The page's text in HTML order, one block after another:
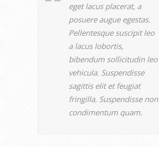
eget lacus placerat, a
posuere augue egestas.
Pellentesque suscipit leo
a lacus lobortis,
bibendum sollicitudin leo
vehicula. Suspendisse
sagittis elit et feugiat
fringilla. Suspendisse non
condimentum quam.